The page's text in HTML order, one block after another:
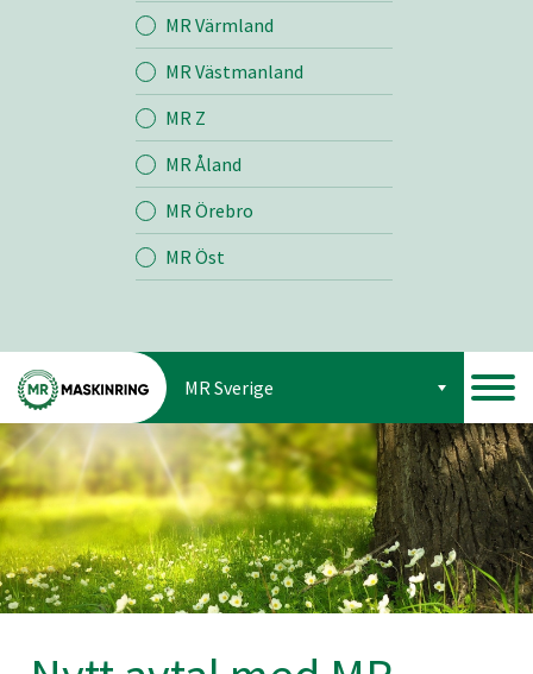
MR Värmland
MR Västmanland
MR Z
MR Åland
MR Örebro
MR Öst
MR Sverige